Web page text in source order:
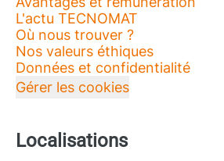
L'actu TECNOMAT
Où nous trouver ?
Nos valeurs éthiques
Données et confidentialité
Gérer les cookies
Localisations